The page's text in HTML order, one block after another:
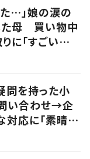
…」娘の涙の
た母 買い物中
に「すごい分
問を持った小
い合わせ→企
応に「素晴ら